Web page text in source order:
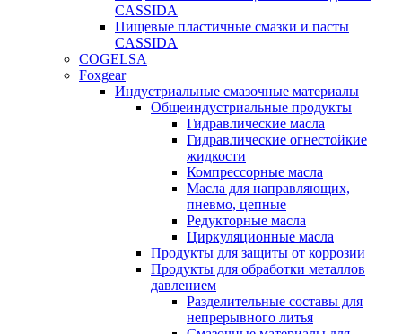
CASSIDA
Пищевые пластичные смазки и пасты
CASSIDA
COGELSA
Foxgear
Индустриальные смазочные материалы
Общеиндустриальные продукты
Гидравлические масла
Гидравлические огнестойкие
жидкости
Компрессорные масла
Масла для направляющих,
пневмо, цепные
Редукторные масла
Циркуляционные масла
Продукты для защиты от коррозии
Продукты для обработки металлов
давлением
Разделительные составы для
непрерывного литья